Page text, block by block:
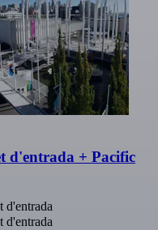
d'entrada + Pacific
d'entrada
d'entrada